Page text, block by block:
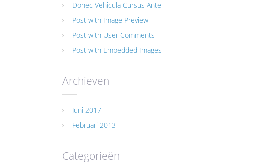
Donec Vehicula Cursus Ante
Post with Image Preview
Post with User Comments
Post with Embedded Images
Archieven
Juni 2017
Februari 2013
Categorieën